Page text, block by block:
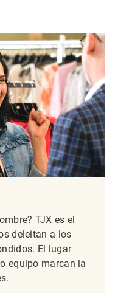
TJX es el
deleitan a los
El lugar
equipo marcan la